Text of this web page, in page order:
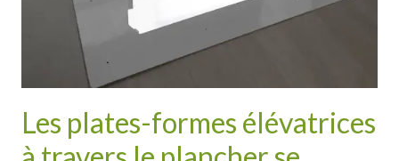
Les plates-formes élévatrices